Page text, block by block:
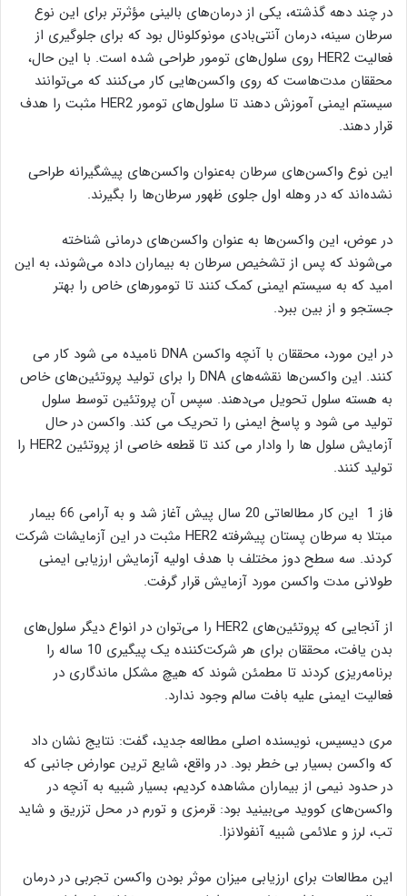
در چند دهه گذشته، یکی از درمان‌های بالینی مؤثرتر برای این نوع
سرطان سینه، درمان آنتی‌بادی مونوکلونال بود که برای جلوگیری از
فعالیت HER2 روی سلول‌های تومور طراحی شده است. با این حال،
محققان مدت‌هاست که روی واکسن‌هایی کار می‌کنند که می‌توانند
سیستم ایمنی آموزش دهند تا سلول‌های تومور HER2 مثبت را هدف
قرار دهند.
این نوع واکسن‌های سرطان به‌عنوان واکسن‌های پیشگیرانه طراحی
نشده‌اند که در وهله اول جلوی ظهور سرطان‌ها را بگیرند.
در عوض، این واکسن‌ها به عنوان واکسن‌های درمانی شناخته
می‌شوند که پس از تشخیص سرطان به بیماران داده می‌شوند، به این
امید که به سیستم ایمنی کمک کنند تا تومورهای خاص را بهتر
جستجو و از بین ببرد.
در این مورد، محققان با آنچه واکسن DNA نامیده می شود کار می
کنند. این واکسن‌ها نقشه‌های DNA را برای تولید پروتئین‌های خاص
به هسته سلول تحویل می‌دهند. سپس آن پروتئین توسط سلول
تولید می شود و پاسخ ایمنی را تحریک می کند. واکسن در حال
آزمایش سلول ها را وادار می کند تا قطعه خاصی از پروتئین HER2 را
تولید کنند.
فاز 1 این کار مطالعاتی 20 سال پیش آغاز شد و به آرامی 66 بیمار
مبتلا به سرطان پستان پیشرفته HER2 مثبت در این آزمایشات شرکت
کردند. سه سطح دوز مختلف با هدف اولیه آزمایش ارزیابی ایمنی
طولانی مدت واکسن مورد آزمایش قرار گرفت.
از آنجایی که پروتئین‌های HER2 را می‌توان در انواع دیگر سلول‌های
بدن یافت، محققان برای هر شرکت‌کننده یک پیگیری 10 ساله را
برنامه‌ریزی کردند تا مطمئن شوند که هیچ مشکل ماندگاری در
فعالیت ایمنی علیه بافت سالم وجود ندارد.
مری دیسیس، نویسنده اصلی مطالعه جدید، گفت: نتایج نشان داد
که واکسن بسیار بی خطر بود. در واقع، شایع ‌ترین عوارض جانبی که
در حدود نیمی از بیماران مشاهده کردیم، بسیار شبیه به آنچه در
واکسن‌های کووید می‌بینید بود: قرمزی و تورم در محل تزریق و شاید
تب، لرز و علائمی شبیه آنفولانزا.
این مطالعات برای ارزیابی میزان موثر بودن واکسن تجربی در درمان